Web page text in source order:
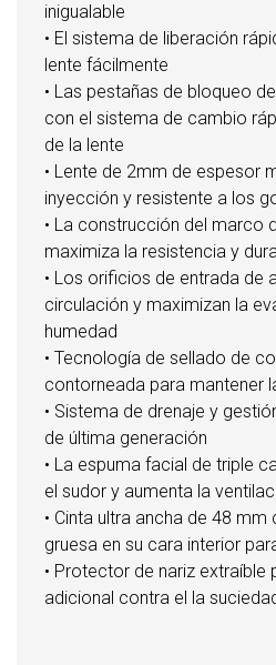
inigualable
• El sistema de liberación
lente fácilmente
• Las pestañas de bloqueo
con el sistema de cambio
de la lente
• Lente de 2mm de espesor
inyección y resistente a los
• La construcción del marco
maximiza la resistencia y
• Los orificios de entrada de
circulación y maximizan la
humedad
• Tecnología de sellado de
contorneada para mantener
• Sistema de drenaje y
de última generación
• La espuma facial de triple
el sudor y aumenta la
• Cinta ultra ancha de 48
gruesa en su cara interior
• Protector de nariz extraíble
adicional contra el la